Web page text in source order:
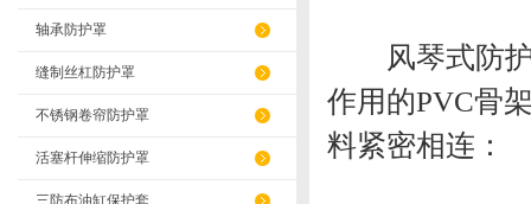
轴承防护罩
缝制丝杠防护罩
不锈钢卷帘防护罩
活塞杆伸缩防护罩
三防布油缸保护套
风琴式防护
作用的PVC骨
料紧密相连：